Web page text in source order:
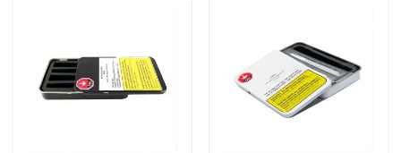
Cas
Pack de mauvaises herbes personnalisé